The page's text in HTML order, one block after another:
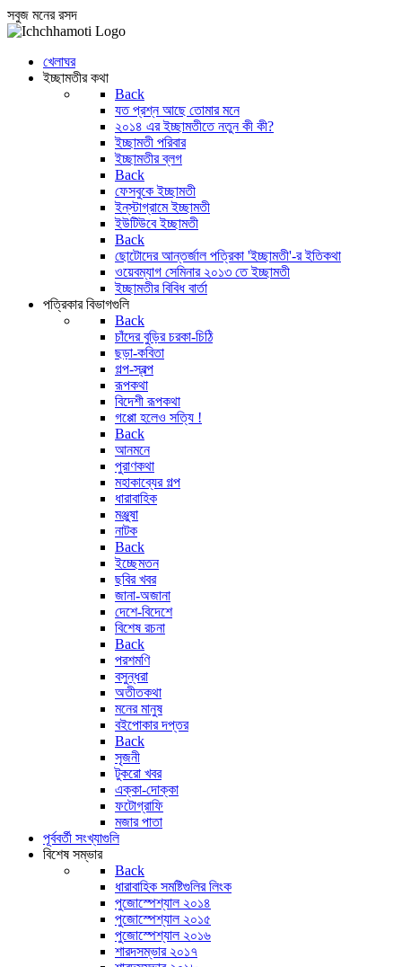
সবুজ মনের রসদ
খেলাঘর
ইচ্ছামতীর কথা
Back
যত প্রশ্ন আছে তোমার মনে
২০১৪ এর ইচ্ছামতীতে নতুন কী কী?
ইচ্ছামতী পরিবার
ইচ্ছামতীর ব্লগ
Back
ফেসবুকে ইচ্ছামতী
ইন্‌স্টাগ্রামে ইচ্ছামতী
ইউটিউবে ইচ্ছামতী
Back
ছোটোদের আন্তর্জাল পত্রিকা 'ইচ্ছামতী'-র ইতিকথা
ওয়েবম্যাগ সেমিনার ২০১৩ তে ইচ্ছামতী
ইচ্ছামতীর বিবিধ বার্তা
পত্রিকার বিভাগগুলি
Back
চাঁদের বুড়ির চরকা-চিঠি
ছড়া-কবিতা
গল্প-স্বল্প
রূপকথা
বিদেশী রূপকথা
গপ্পো হলেও সত্যি !
Back
আনমনে
পুরাণকথা
মহাকাব্যের গল্প
ধারাবাহিক
মঞ্জুষা
নাটক
Back
ইচ্ছেমতন
ছবির খবর
জানা-অজানা
দেশে-বিদেশে
বিশেষ রচনা
Back
পরশমণি
বসুন্ধরা
অতীতকথা
মনের মানুষ
বইপোকার দপ্তর
Back
সৃজনী
টুকরো খবর
এক্কা-দোক্কা
ফটোগ্রাফি
মজার পাতা
পূর্ববর্তী সংখ্যাগুলি
বিশেষ সম্ভার
Back
ধারাবাহিক সমষ্টিগুলির লিংক
পুজোস্পেশ্যাল ২০১৪
পুজোস্পেশ্যাল ২০১৫
পুজোস্পেশ্যাল ২০১৬
শারদসম্ভার ২০১৭